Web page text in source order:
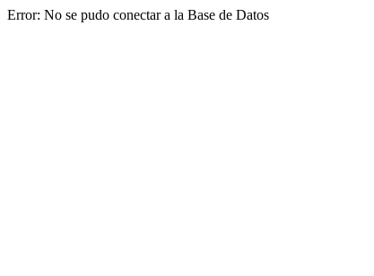
Error: No se pudo conectar a la Base de Datos